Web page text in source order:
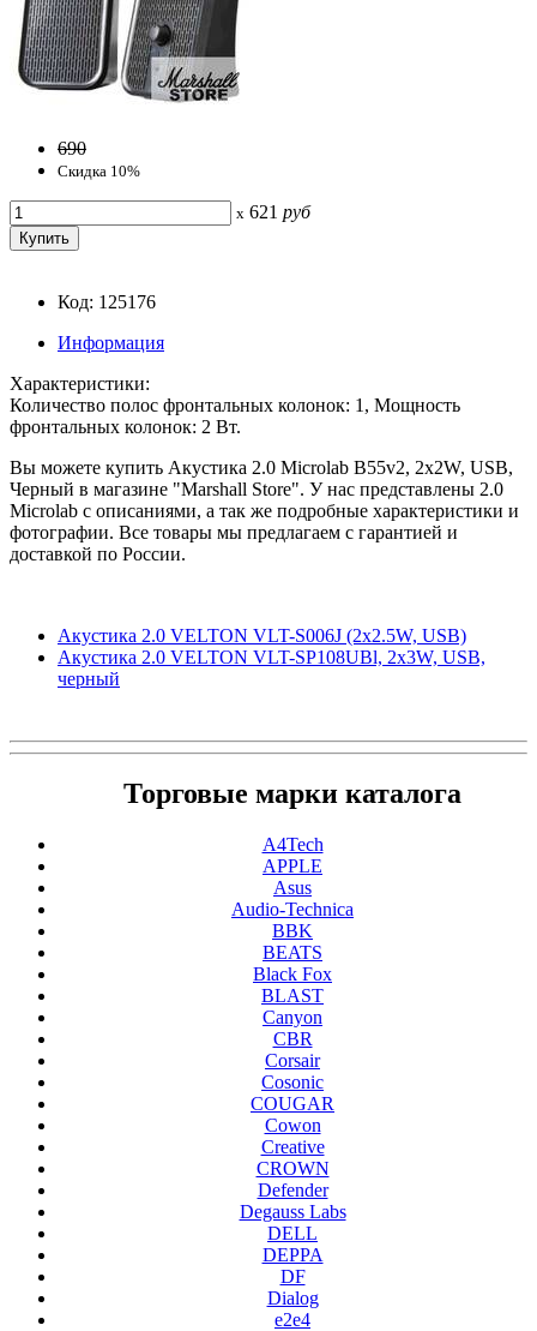
690
Скидка 10%
x 621 руб
Код: 125176
Информация
Характеристики:
Количество полос фронтальных колонок: 1, Мощность
фронтальных колонок: 2 Вт.
Вы можете купить Акустика 2.0 Microlab B55v2, 2x2W, USB,
Черный в магазине "Marshall Store". У нас представлены 2.0
Microlab с описаниями, а так же подробные характеристики и
фотографии. Все товары мы предлагаем с гарантией и
доставкой по России.
Акустика 2.0 VELTON VLT-S006J (2x2.5W, USB)
Акустика 2.0 VELTON VLT-SP108UBl, 2x3W, USB,
черный
Торговые марки каталога
A4Tech
APPLE
Asus
Audio-Technica
BBK
BEATS
Black Fox
BLAST
Canyon
CBR
Corsair
Cosonic
COUGAR
Cowon
Creative
CROWN
Defender
Degauss Labs
DELL
DEPPA
DF
Dialog
e2e4